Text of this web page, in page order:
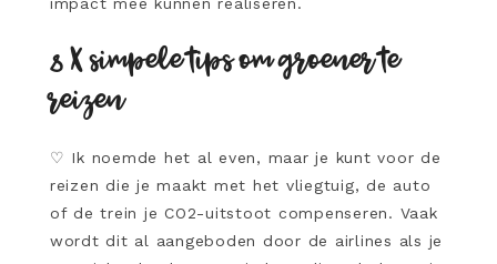
8 X simpele tips om groener te
reizen
♡ Ik noemde het al even, maar je kunt voor de
reizen die je maakt met het vliegtuig, de auto
of de trein je CO2-uitstoot compenseren. Vaak
wordt dit al aangeboden door de airlines als je